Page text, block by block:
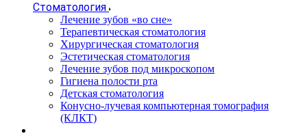
Стоматология
Лечение зубов «во сне»
Терапевтическая стоматология
Хирургическая стоматология
Эстетическая стоматология
Лечение зубов под микроскопом
Гигиена полости рта
Детская стоматология
Конусно-лучевая компьютерная томография
(КЛКТ)